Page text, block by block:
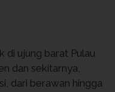
di ujung barat Pulau
dan sekitarnya,
dari berawan hingga